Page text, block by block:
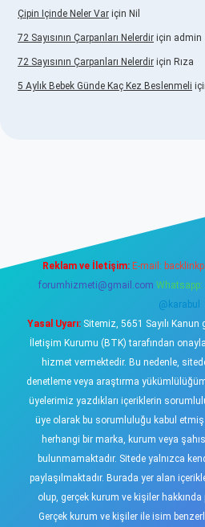
Çipin Içinde Neler Var için Nil
72 Sayısının Çarpanları Nelerdir için admin
72 Sayısının Çarpanları Nelerdir için Rıza
5 Aylık Bebek Günde Kaç Kez Beslenmeli
Reklam ve İletişim: E-mail:
forumhizmeti@gmail.com
@karabul
Yasal Uyarı:Sitemiz, 5651 Sayılı Kanun
İletişim Kurumu (BTK) tarafından
hizmet vermektedir. Bu nedenle,
denetleme veya araştırma
üyelerimiz yazdıkları içeriklerin
üye olarak bu sorumluluğu kabul etmiş
herhangi bir marka, kurum veya
bulunmamaktadır. Sitede yalnızca
paylaşılmaktadır. Burada yer alan
olup, gerçek kurum ve kişiler hakkında
Gerçek kurum ve kişiler ile isim